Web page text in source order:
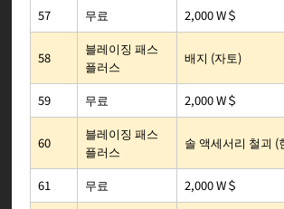
57 무료 2,000 W＄
58
블레이징 패스
플러스
배지 (자토)
59 무료 2,000 W＄
60
블레이징 패스
플러스
솔 액세서리 철괴 (
61 무료 2,000 W＄